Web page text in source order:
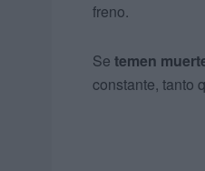
freno.
Se temen
constante, tanto